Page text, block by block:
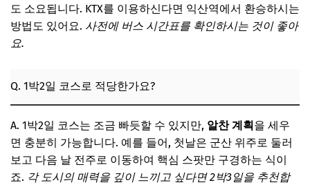
도 소요됩니다. KTX를 이용하신다면 익산역에서 환승하시는
방법도 있어요. 사전에 버스 시간표를 확인하시는 것이 좋아
요.
Q. 1박2일 코스로 적당한가요?
A. 1박2일 코스는 조금 빠듯할 수 있지만, 알찬 계획을 세우
면 충분히 가능합니다. 예를 들어, 첫날은 군산 위주로 둘러
보고 다음 날 전주로 이동하여 핵심 스팟만 구경하는 식이
죠. 각 도시의 매력을 깊이 느끼고 싶다면 2박3일을 추천합